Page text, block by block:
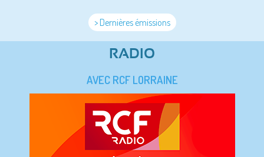
> Dernières émissions
RADIO
AVEC RCF LORRAINE